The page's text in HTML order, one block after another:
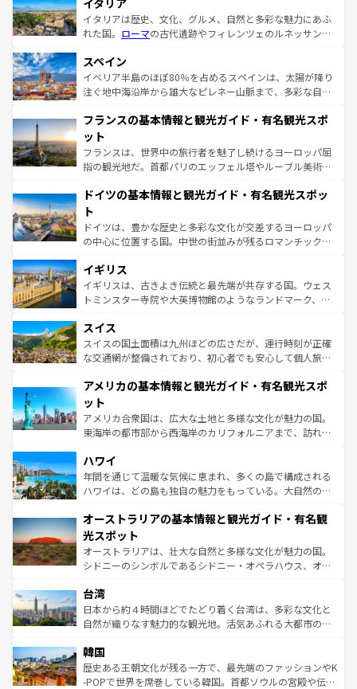
イタリア
イタリアは歴史、文化、グルメ、自然と多彩な魅力にあふ
れた国。 ローマの古代遺跡やフィレンツェのルネッサンス
ろん、トスカーナの美しい田園風景やアマルフィ海岸の絶
景など、自然景観も見逃せない。観光の合間には、本場の
ピザやパスタなど、絶品のイタリア料理を堪能することも
ませてくれるイタリアで、忘れられない旅をしてみよう！
なお、新着のイタリア情報は
しい。
スペイン
イベリア半島のほぼ80％を占めるスペインは、太陽が降り
注ぐ地中海沿岸から雄大なピレネー山脈まで、多彩な自然
文化が根付くこの国では、情熱的なフラメンコ、熱気あふ
れる闘牛、そして美味しいタパスが生活の一部となってい
る。首都マドリードの洗練された雰囲気や、バルセロナの
アートに溢れた街角から、地方では古代ローマ遺跡や中世
せる。地方によって風土や気候が異なるスペインはその個
ンテンツ一覧 を参照してほしい。
フランスの基本情報と観光ガイド・有名観光スポ
ット
フランスは、世界中の旅行者を魅了し続けるヨーロッパ屈
指の観光地だ。首都パリのエッフェル塔やルーブル美術館
で、幅広い魅力が詰まっている。華麗な宮殿、歴史的な大
聖堂、美しいビーチ、そして豊かな自然が、訪れる者を心
から魅了する。また、フランスは美食の国としても知ら
れ、フランス料理はユネスコ無形文化遺産にも登録されて
香り高いラベンダー畑など、多彩な楽しみ方が可能だ。さ
らに、パリ以外の地域にも魅力が溢れており、どの街角に
も豊かな歴史と文化が息づいている。パリ以外の個性あふ
を参照してほしい。
ドイツの基本情報と観光ガイド・有名観光スポッ
ト
ドイツは、豊かな歴史と多彩な文化が交差するヨーロッパ
の中心に位置する国。中世の街並みが残るロマンチック街
顔を持つこの国は、どこを歩いても飽きることがない。ベ
ルリンの文化的活気、バイエルン州のアルプスの絶景、そ
してライン川沿いのワイン畑といった風景は必見。ビール
は、お酒好きな人にはぜひ体験してほしい。 なお、新着の
ドイツ情報はコンテンツ一覧を参照してほしい。
イギリス
イギリスは、古きよき伝統と最先端が共存する国。ウェス
トミンスター寺院や大英博物館のようなランドマーク、歴
リアごとに異なる魅力がある。また、優雅なアフタヌーン
ティー、ビール好きにはたまらない英国パブ、サッカー観
戦など、本場だからこそできる体験も豊富。イギリスを旅
ンツ一覧を参照してほしい。
スイス
スイスの国土面積は九州ほどの広さだが、運行時刻が正確
な交通網が整備されており、初心者でも安心して個人旅行
の建物がそのまま残る町や、スイスならではのユニークな
博物館もあり、アルプス観光だけでなく町歩きも満喫する
ことができる。国民の所得が高いため物価も高いが、旅行
者向けの交通パス提供のサービスもあり、うまく活用すれ
着のスイス情報は
アメリカの基本情報と観光ガイド・有名観光スポ
ット
アメリカ合衆国は、広大な土地と多様な文化が魅力の国。
東海岸の都市部から西海岸のカリフォルニアまで、訪れる
のような巨大都市は、観光、ショッピング、エンターテイ
ンメントが詰まった刺激的なスポットだ。一方、アメリカ
西部には大自然が広がり、グランドキャニオンやイエロー
部のニューオーリンズでは、音楽と美食が融合した独特の
文化が魅力。旅行者はアメリカの各地域で異なる魅力を楽
しみながら、その多様性と豊かな歴史を感じることができ
るだろう。車でのロードトリップや列車の旅も、アメリカ
情報は
ハワイ
年間を通じて温暖な気候に恵まれ、多くの島で構成される
ハワイは、どの島も独自の魅力をもっている。大自然の神
ワイ島は見逃せない。また、定番の観光地といえばオアフ
島だが、静かな自然を求めるならマウイ島やカウアイ島が
おすすめ。エメラルドグリーンに輝く海をはじめ、豊かな
文化や歴史が息づいている。「アロハスピリット」と呼ば
人々、おいしいローカルフードやハワイアンミュージッ
ク、伝統的なフラダンスなど、すべてがハワイの魅力を彩
っている。訪れるたびに新しい発見と感動が待っているハ
はコンテンツ一覧
オーストラリアの基本情報と観光ガイド・有名観
光スポット
オーストラリアは、壮大な自然と多様な文化が魅力の国。
シドニーのシンボルであるシドニー・オペラハウス、オー
リアリーフや大陸中央部にそびえるウルル（エアーズロッ
ク）、タスマニアの美しい原生林やケアンズの熱帯雨林な
ど、見どころがたくさん。また、カフェやワイン、オージ
いる。アクティビティも充実しており、サーフィンやダイ
ビング、ハイキングなど、アウトドア好きにはたまらな
い。オーストラリアの多彩な魅力を存分に味わいつくそ
台湾
日本から約４時間ほどでたどり着く台湾は、多彩な文化と
自然が織りなす魅力的な観光地。活気あふれる大都市の台
ン）、静ひつな山岳地帯である台湾東部など、都市の喧騒
と山間の静けさが共存しており、訪れる人に新しい発見と
驚きをもたらしてくれる。また、奥深い台湾の食文化も魅
韓国
歴史ある王朝文化が残る一方で、最先端のファッションやK
-POPで世界を席巻している韓国。首都ソウルの宮殿や伝統